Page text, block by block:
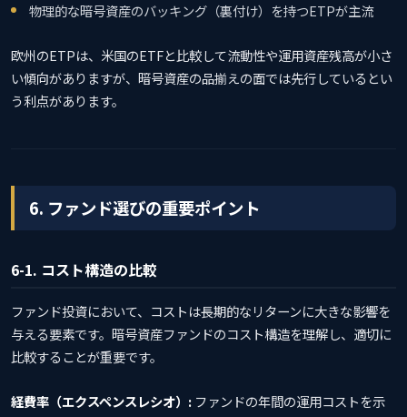
物理的な暗号資産のバッキング（裏付け）を持つETPが主流
欧州のETPは、米国のETFと比較して流動性や運用資産残高が小さ
い傾向がありますが、暗号資産の品揃えの面では先行しているとい
う利点があります。
6. ファンド選びの重要ポイント
6-1. コスト構造の比較
ファンド投資において、コストは長期的なリターンに大きな影響を
与える要素です。暗号資産ファンドのコスト構造を理解し、適切に
比較することが重要です。
経費率（エクスペンスレシオ）: ファンドの年間の運用コストを示